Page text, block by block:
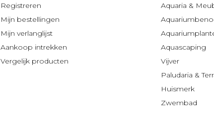
Registreren
Mijn bestellingen
Mijn verlanglijst
Aankoop intrekken
Vergelijk producten
Aquaria &
Aquascaping
Vijver
Paludaria &
Huismerk
Zwembad